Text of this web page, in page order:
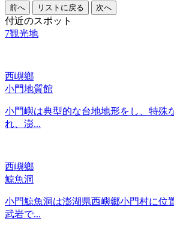
付近のスポット
7観光地
西嶼鄉
小門地質館
小門嶼は典型的な台地地形をし、特殊
れ、澎...
西嶼鄉
鯨魚洞
小門鯨魚洞は澎湖県西嶼郷小門村に位
武岩で...